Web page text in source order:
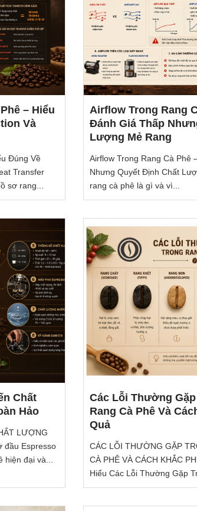
– Hiểu
Và
Đúng Về
Transfer
sơ rang...
Airflow Trong Rang
Đánh Giá Thấp
Lượng Mẻ Rang
Airflow Trong Rang Cà Phê
Nhưng Quyết Định Chất
rang cà phê là gì và vì...
Chất
Hảo
LƯỢNG
đầu Espresso
đại và...
Các Lỗi Thường
Rang Cà Phê Và
Quả
CÁC LỖI THƯỜNG GẶP
CÀ PHÊ VÀ CÁCH KHẮC
Hiểu Các Lỗi Thường Gặp